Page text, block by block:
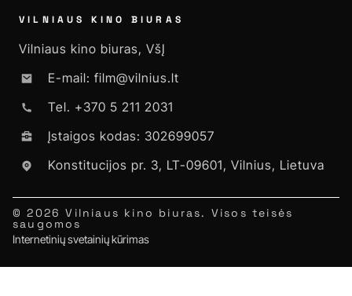
VILNIAUS KINO BIURAS
Vilniaus kino biuras, VšĮ
E-mail: film@vilnius.lt
Tel. +370 5 211 2031
Įstaigos kodas: 302699057
Konstitucijos pr. 3, LT-09601, Vilnius, Lietuva
© 2026 Vilniaus kino biuras. Visos teisės
saugomos
Internetinių svetainių kūrimas